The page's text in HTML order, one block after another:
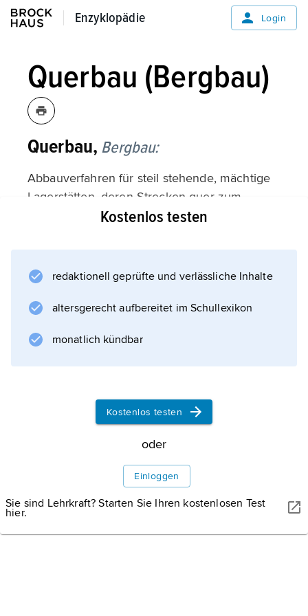
Enzyklopädie
Enzyklopädie Login
Querbau (Bergbau)
Querbau, Bergbau:
Abbauverfahren für steil stehende, mächtige
Lagerstätten, deren Strecken quer zum
Streichen der Gebirgsschichten aufgefahren
genannt). Von den Strecken aus wird die
abgebaut.
Kostenlos testen
redaktionell geprüfte und verlässliche Inhalte
altersgerecht aufbereitet im Schullexikon
monatlich kündbar
Kostenlos testen
oder
Einloggen
Sie sind Lehrkraft? Starten Sie Ihren kostenlosen Test
hier.